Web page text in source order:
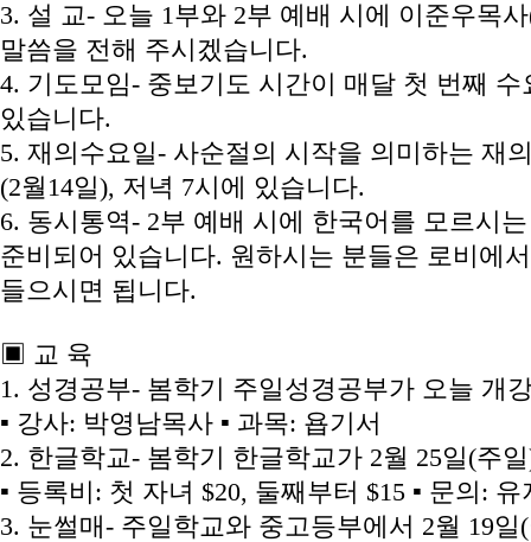
3. 설 교- 오늘 1부와 2부 예배 시에 이준우목
말씀을 전해 주시겠습니다.
4. 기도모임- 중보기도 시간이 매달 첫 번째
있습니다.
5. 재의수요일- 사순절의 시작을 의미하는 재
(2월14일), 저녁 7시에 있습니다.
6. 동시통역- 2부 예배 시에 한국어를 모르시
준비되어 있습니다. 원하시는 분들은 로비에
들으시면 됩니다.
▣ 교 육
1. 성경공부- 봄학기 주일성경공부가 오늘 개
▪ 강사: 박영남목사 ▪ 과목: 욥기서
2. 한글학교- 봄학기 한글학교가 2월 25일(주
▪ 등록비: 첫 자녀 $20, 둘째부터 $15 ▪ 문의:
3. 눈썰매- 주일학교와 중고등부에서 2월 19